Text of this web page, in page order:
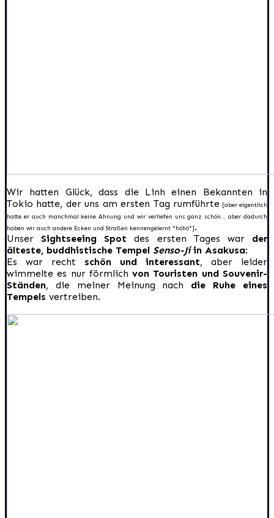
Wir hatten Glück, dass die Linh einen Bekannten in
Tokio hatte, der uns am ersten Tag rumführte [aber eigentlich
hatte er auch manchmal keine Ahnung und wir verliefen uns ganz schön… aber dadurch
haben wir auch andere Ecken und Straßen kennengelernt *höhö*].
Unser Sightseeing Spotdes ersten Tages war der
älteste, buddhistische Tempel Senso-Jiin Asakusa:
Es war recht schön und interessant, aber leider
wimmelte es nur förmlich von Touristen und Souvenir-
Ständen, die meiner Meinung nach die Ruhe eines
Tempels vertreiben.